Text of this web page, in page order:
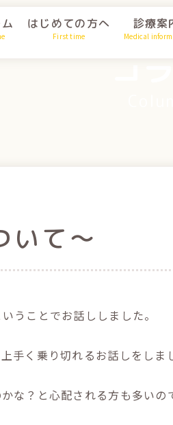
はじめての方へ
First time
診療案
Medical
いて～
うことでお話ししました。
手く乗り切れるお話しをしま
な？と心配される方も多いの